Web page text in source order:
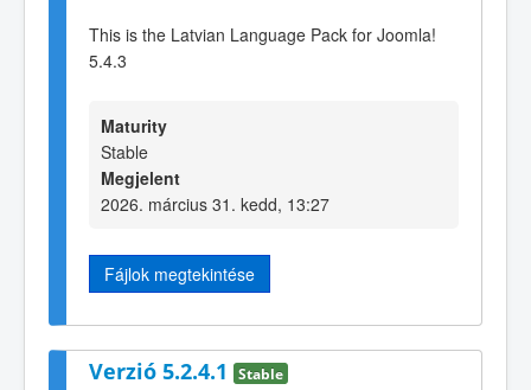
This is the Latvian Language Pack for Joomla!
5.4.3
Maturity
Stable
Megjelent
2026. március 31. kedd, 13:27
Fájlok megtekintése
Verzió 5.2.4.1 Stable